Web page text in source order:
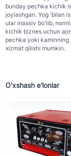
bunday pechka kichik
joylashgan. Yog 'bilan
ular massiv bo'lib,
kichik biznes uchun
pechka yoki
xizmat qilishi mumkin.
O'xshash e'lonlar